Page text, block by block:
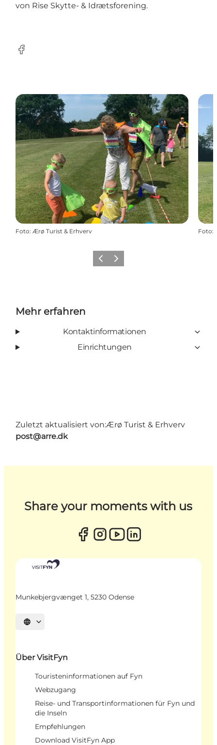
von Rise Skytte- & Idrætsforening.
Facebook
Foto: Ærø Turist & Erhverv Foto:
ZurückWeiter
Mehr erfahren
Kontaktinformationen
Einrichtungen
Zuletzt aktualisiert von:Ærø Turist & Erhverv
post@arre.dk
Share your moments with us
Munkebjergvænget 1, 5230 Odense
Sprache auswählen
Über VisitFyn
Touristeninformationen auf Fyn
Webzugang
Reise- und Transportinformationen für Fyn und
die Inseln
Empfehlungen
Download VisitFyn App